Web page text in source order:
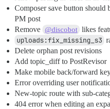
Composer save button should
PM post
Remove @discobot likes
uploads:fix_missing_s3
Delete orphan post revisions
Add topic_diff to PostRevisor
Make mobile back/forward
Error overriding user
New-topic route with sub-
404 error when editing an